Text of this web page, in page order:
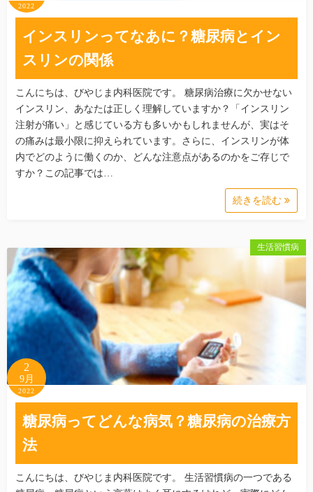
2022
インスリンってなあに？糖尿病とイン
スリンの関係
こんにちは、びやじま内科医院です。 糖尿病治療に欠かせない
インスリン、あなたは正しく理解していますか？「インスリン
注射が痛い」と感じている方も多いかもしれませんが、実はそ
の痛みは最小限に抑えられています。さらに、インスリンが体
内でどのように働くのか、どんな注意点があるのかをご存じで
すか？この記事では…
続きを読む
生活習慣病
2
9月
2022
糖尿病ってどんな病気？糖尿病の治療方
法
こんにちは、びやじま内科医院です。 生活習慣病の一つである